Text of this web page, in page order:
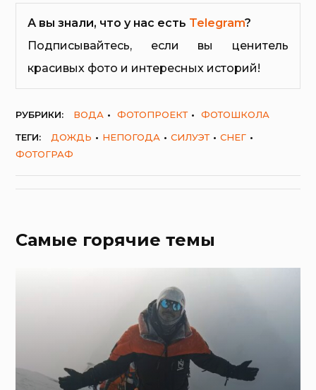
А вы знали, что у нас есть Telegram?
Подписывайтесь, если вы ценитель
красивых фото и интересных историй!
РУБРИКИ: ВОДА ФОТОПРОЕКТ
ФОТОШКОЛА
ТЕГИ:
ДОЖДЬ НЕПОГОДА СИЛУЭТ
СНЕГ
ФОТОГРАФ
Самые горячие темы